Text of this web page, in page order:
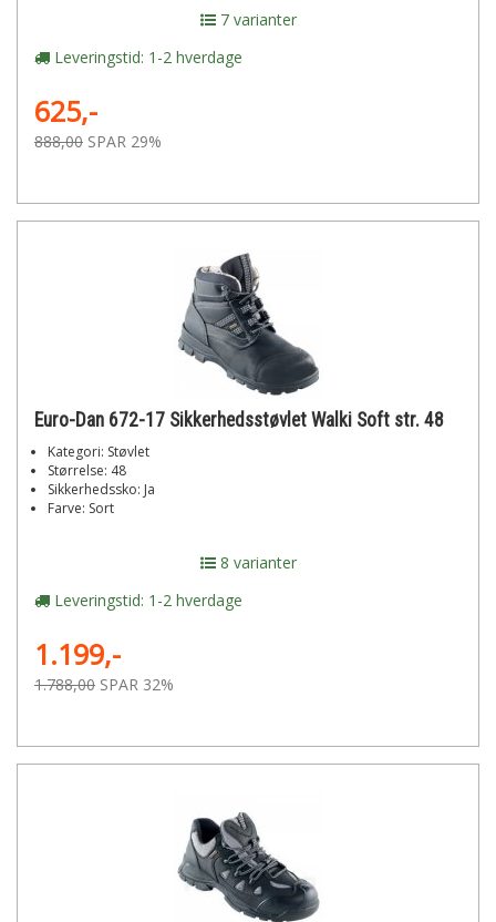
7 varianter
Leveringstid: 1-2 hverdage
625,-
888,00 SPAR 29%
Euro-Dan 672-17 Sikkerhedsstøvlet Walki Soft str. 48
Kategori: Støvlet
Størrelse: 48
Sikkerhedssko: Ja
Farve: Sort
8 varianter
Leveringstid: 1-2 hverdage
1.199,-
1.788,00 SPAR 32%